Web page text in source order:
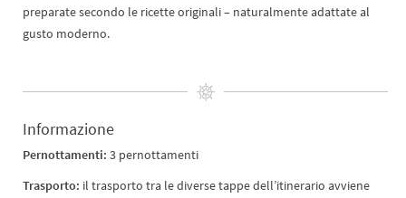
preparate secondo le ricette originali – naturalmente adattate al
gusto moderno.
Informazione
Pernottamenti: 3 pernottamenti
Trasporto: il trasporto tra le diverse tappe dell’itinerario avviene